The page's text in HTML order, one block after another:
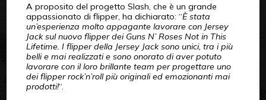
A proposito del progetto Slash, che è un grande
appassionato di flipper, ha dichiarato: “È stata
un’esperienza molto appagante lavorare con Jersey
Jack sul nuovo flipper dei Guns N’ Roses Not in This
Lifetime. I flipper della Jersey Jack sono unici, tra i più
belli e mai realizzati e sono onorato di aver potuto
lavorare con il loro brillante team per progettare uno
dei flipper rock’n’roll più originali ed emozionanti mai
prodotti!“.